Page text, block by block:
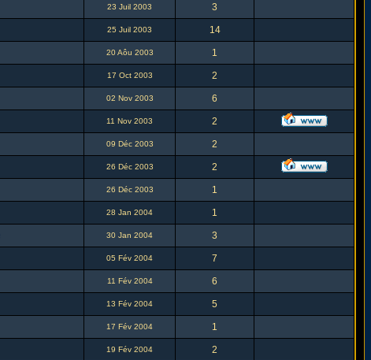
23 Juil 2003 3
25 Juil 2003 14
20 Aôu 2003 1
17 Oct 2003 2
02 Nov 2003 6
11 Nov 2003 2
09 Déc 2003 2
26 Déc 2003 2
26 Déc 2003 1
28 Jan 2004 1
30 Jan 2004 3
05 Fév 2004 7
11 Fév 2004 6
13 Fév 2004 5
17 Fév 2004 1
19 Fév 2004 2